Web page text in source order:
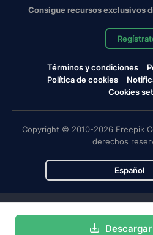
Descargar
Consigue recursos exclusivos
Términos y condiciones
Política de cookies
Cookies
Copyright © 2010-2026 Freepik
derechos
Español